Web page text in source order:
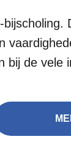
bij de vele